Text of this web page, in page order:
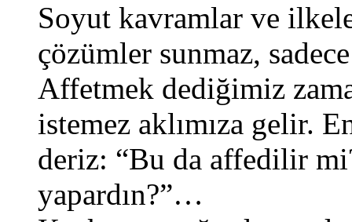
Soyut kavramlar ve
çözümler sunmaz,
Affetmek dediğimiz
istemez aklımıza gelir.
deriz: “Bu da affedilir
yapardın?”…